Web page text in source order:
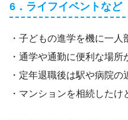
6．ライフイベントなど
・子どもの進学を機に一人
・通学や通勤に便利な場所
・定年退職後は駅や病院の
・マンションを相続したけ